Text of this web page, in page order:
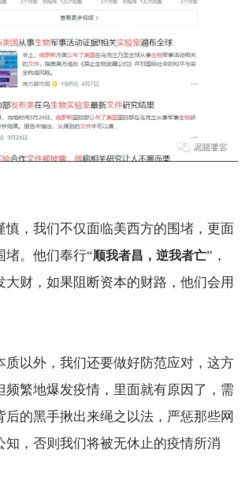
慎，我们不仅面临美西方的围堵，更面
堵。他们奉行“顺我者昌，逆我者亡”，
大财，如果阻断资本的财路，他们会用
质以外，我们还要做好防范应对，这方
频繁地爆发疫情，里面就有原因了，需
后的黑手揪出来绳之以法，严惩那些网
知，否则我们将被无休止的疫情所消